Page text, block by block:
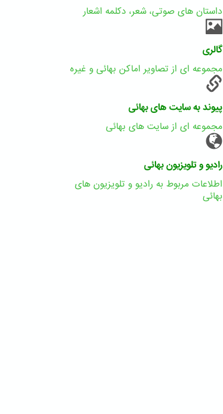
داستان های صوتی، شعر، دکلمه اشعار
گالری
مجموعه ای از تصاویر اماکن بهائی و غیره
پیوند به سایت های بهائی
مجموعه ای از سایت های بهائی
رادیو و تلویزیون بهائی
اطلاعات مربوط به رادیو و تلویزیون های
بهائی